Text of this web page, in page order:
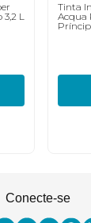
3,2 L
Tinta
Acqua
Conecte-se